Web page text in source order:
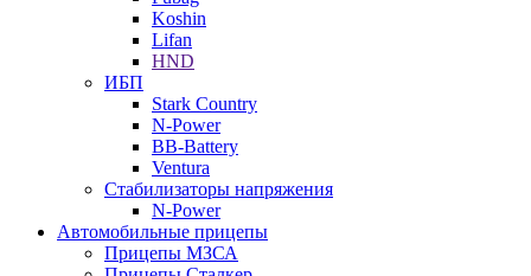
Koshin
Lifan
HND
ИБП
Stark Country
N-Power
BB-Battery
Ventura
Стабилизаторы напряжения
N-Power
Автомобильные прицепы
Прицепы МЗСА